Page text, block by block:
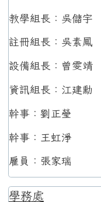
教學組長：吳儲宇
註冊組長：吳素鳳
設備組長：曾雯靖
資訊組長：江建勳
幹事：劉正瑩
幹事：王虹淨
雇員：張家瑞
學務處